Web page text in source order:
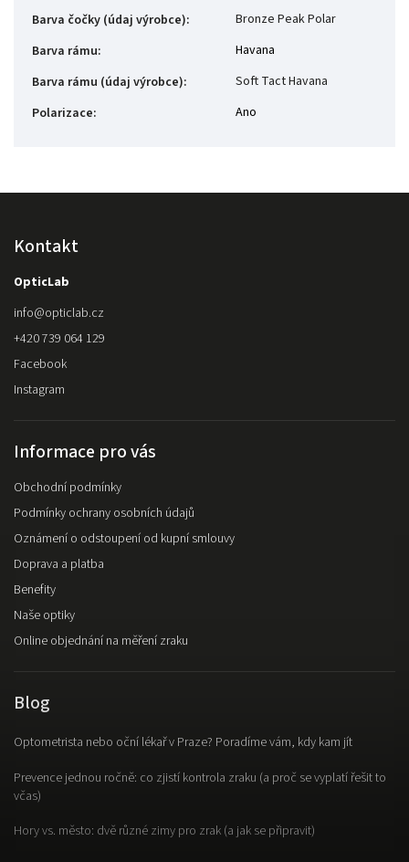
Barva čočky (údaj výrobce):
Bronze Peak Polar
Barva rámu:
Havana
Barva rámu (údaj výrobce):
Soft Tact Havana
Polarizace: Ano
Kontakt
OpticLab
info@opticlab.cz
+420 739 064 129
Facebook
Instagram
Informace pro vás
Obchodní podmínky
Podmínky ochrany osobních údajů
Oznámení o odstoupení od kupní smlouvy
Doprava a platba
Benefity
Naše optiky
Online objednání na měření zraku
Blog
Optometrista nebo oční lékař v Praze? Poradíme vám, kdy kam jít
Prevence jednou ročně: co zjistí kontrola zraku (a proč se vyplatí řešit to
včas)
Hory vs. město: dvě různé zimy pro zrak (a jak se připravit)